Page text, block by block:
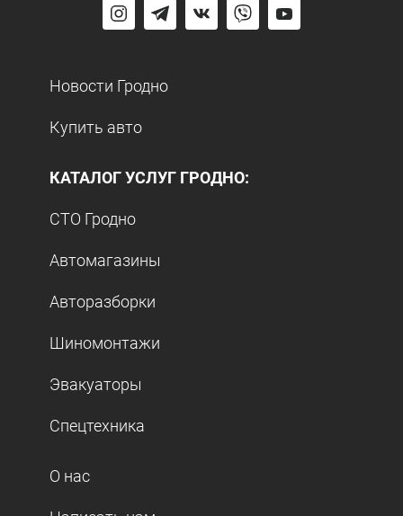
Новости Гродно
Купить авто
КАТАЛОГ УСЛУГ ГРОДНО:
СТО Гродно
Автомагазины
Авторазборки
Шиномонтажи
Эвакуаторы
Спецтехника
О нас